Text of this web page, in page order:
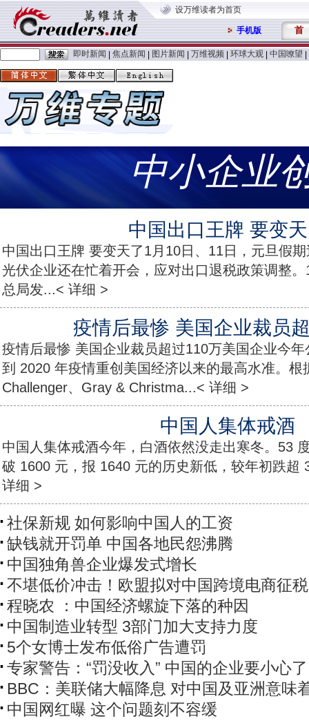
设万维读者为首页
手机版 首
即时新闻 焦点新闻 图片新闻 万维视频 环球大观 中国嘹望
中小企业
中国出口王牌 要变
中国出口王牌 要变天了1月10日、11日，元旦假
光伏企业还在忙着开会，应对出口退税政策调整
总局发...< 详细 >
疫情后最惨 美国企业裁员
疫情后最惨 美国企业裁员超过110万美国企业今
到 2020 年疫情重创美国经济以来的最高水准。根
Challenger、Gray & Christma...< 详细 >
中国人集体戒酒
中国人集体戒酒今年，白酒依然没走出寒冬。53
破 1600 元，报 1640 元的历史新低，较年初跌超
详细 >
社保新规 如何影响中国人的工资
缺钱就开罚单 中国各地民怨沸腾
中国独角兽企业爆发式增长
不堪低价冲击！欧盟拟对中国跨境电商征税
程晓农 ：中国经济螺旋下落的种因
中国制造业转型 3部门加大支持力度
5个女博士发布低俗广告遭罚
专家警告：“罚没收入” 中国的企业要小心了
BBC：美联储大幅降息 对中国及亚洲意味
中国网红曝 这个问题刻不容缓